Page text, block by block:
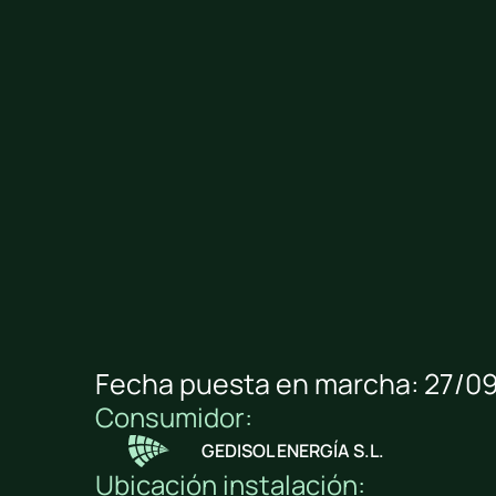
Fecha puesta en marcha: 27/
Consumidor:
GEDISOL ENERGÍA S.L.
Ubicación instalación: